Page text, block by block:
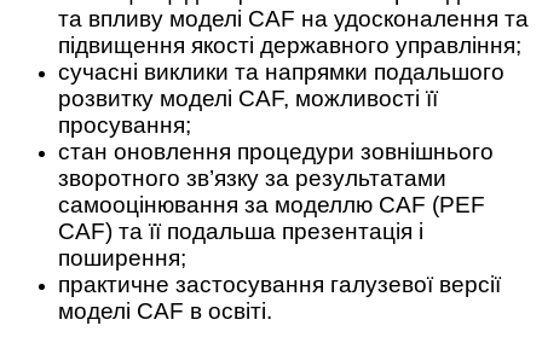
та впливу моделі CAF на удосконалення та
підвищення якості державного управління;
cучасні виклики та напрямки подальшого
розвитку моделі CAF, можливості її
просування;
стан оновлення процедури зовнішнього
зворотного зв’язку за результатами
самооцінювання за моделлю CAF (PEF
CAF) та її подальша презентація і
поширення;
практичне застосування галузевої версії
моделі CAF в освіті.